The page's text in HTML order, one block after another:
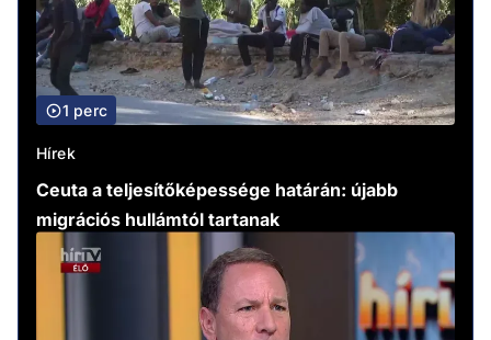
1 perc
Hírek
Ceuta a teljesítőképessége határán: újabb
migrációs hullámtól tartanak